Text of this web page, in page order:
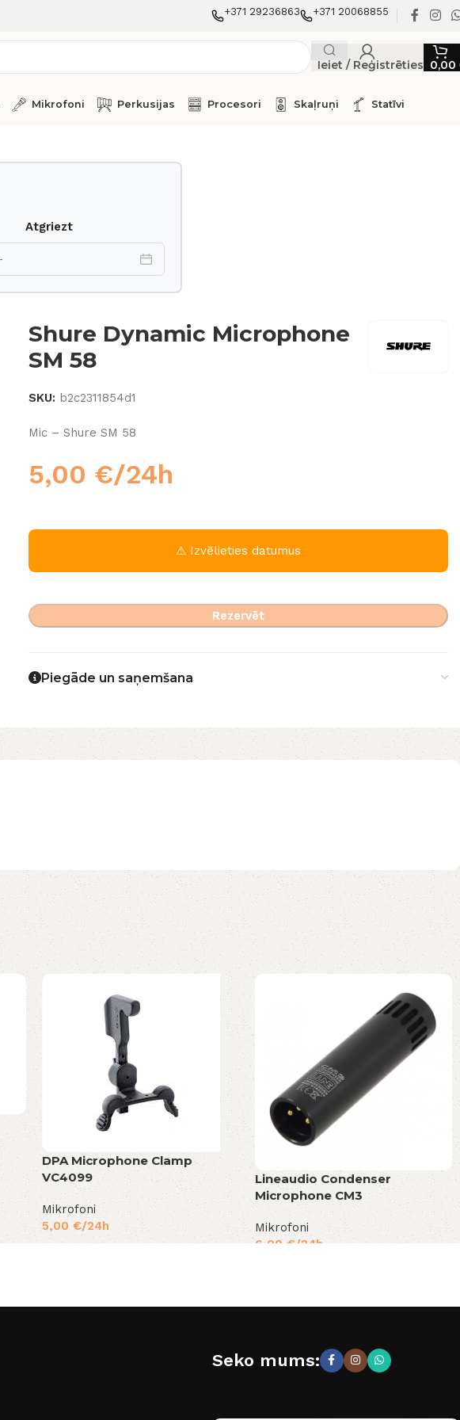
+371 29236863 +371 20068855
Ieiet / Reģistrēties 0,00
Mikrofoni Perkusijas Procesori Skaļruņi Statīvi
Atgriezt
Shure Dynamic Microphone
SM 58
SKU: b2c2311854d1
Mic – Shure SM 58
5,00 €/24h
⚠ Izvēlieties datumus
Rezervēt
Piegāde un saņemšana
DPA Microphone Clamp
VC4099
Mikrofoni
5,00€/24h
Lineaudio Condenser
Microphone CM3
Mikrofoni
6,00€/24h
Seko mums: